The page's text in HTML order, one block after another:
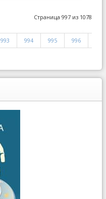
Страница 997 из 1078
993 994 995 996